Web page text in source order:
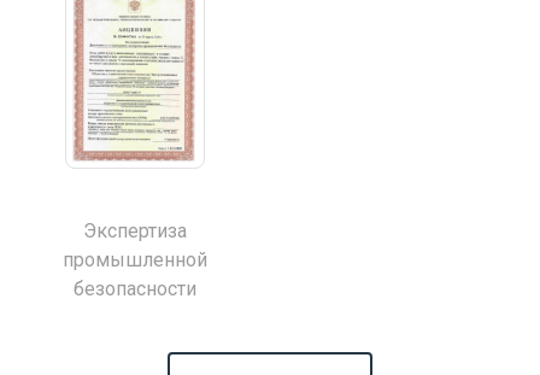
Экспертиза
промышленной
безопасности